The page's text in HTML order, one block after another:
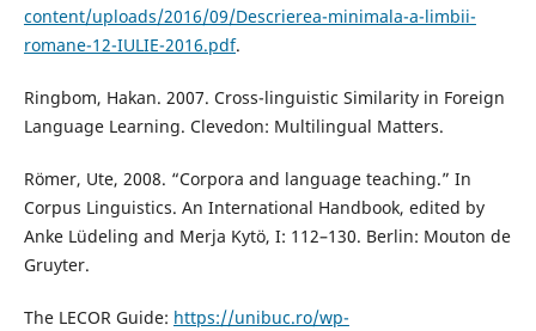
content/uploads/2016/09/Descrierea-minimala-a-limbii-
romane-12-IULIE-2016.pdf.
Ringbom, Hakan. 2007. Cross-linguistic Similarity in Foreign
Language Learning. Clevedon: Multilingual Matters.
Römer, Ute, 2008. “Corpora and language teaching.” In
Corpus Linguistics. An International Handbook, edited by
Anke Lüdeling and Merja Kytö, I: 112–130. Berlin: Mouton de
Gruyter.
The LECOR Guide: https://unibuc.ro/wp-